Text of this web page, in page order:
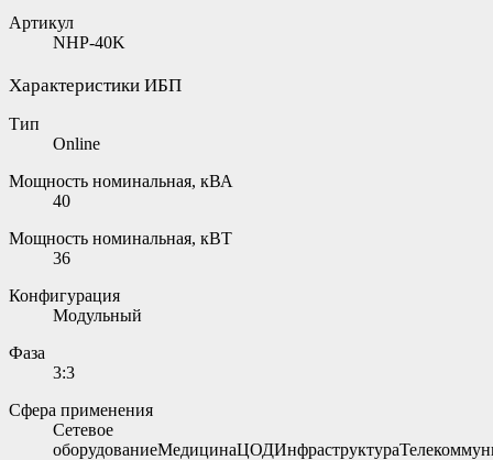
Артикул
NHP-40K
Характеристики ИБП
Тип
Online
Мощность номинальная, кВА
40
Мощность номинальная, кВТ
36
Конфигурация
Модульный
Фаза
3:3
Сфера применения
Сетевое